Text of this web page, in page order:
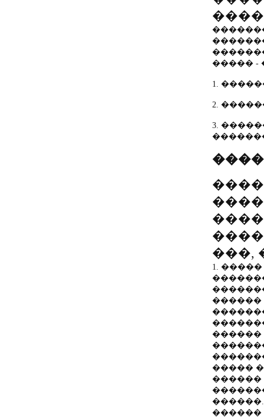
����� -
1.
2.
3.
���,
1. �����
������
������
�����
������
������